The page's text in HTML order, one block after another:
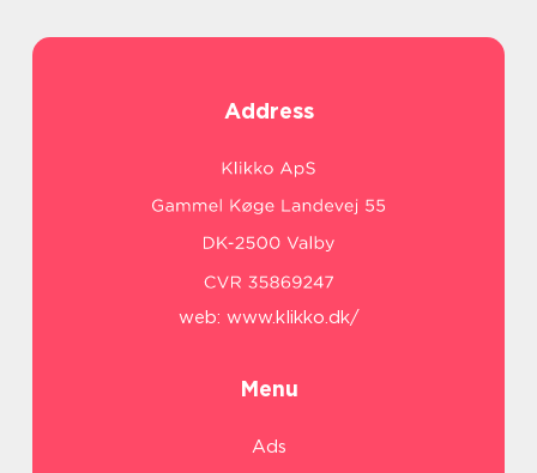
Address
web: www.klikko.dk/
Menu
Ads